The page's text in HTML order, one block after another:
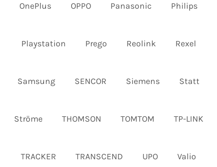
OnePlus OPPO Panasonic Philips
Playstation Prego Reolink Rexel
Samsung SENCOR Siemens Statt
Ströme THOMSON TOMTOM TP-LINK
TRACKER TRANSCEND UPO Valio